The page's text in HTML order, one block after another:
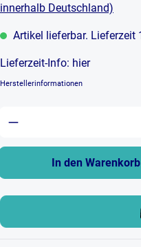
innerhalb Deutschland)
Artikel lieferbar. Lieferzeit
Lieferzeit-Info: hier
Herstellerinformationen
Anzahl: Gib
In den Warenkorb